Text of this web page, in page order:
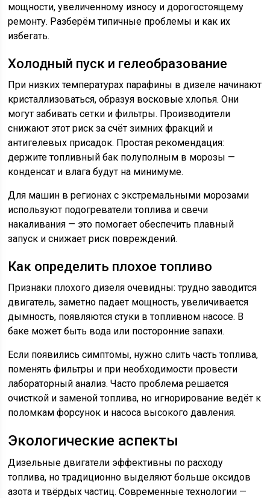
мощности, увеличенному износу и дорогостоящему
ремонту. Разберём типичные проблемы и как их
избегать.
Холодный пуск и гелеобразование
При низких температурах парафины в дизеле начинают
кристаллизоваться, образуя восковые хлопья. Они
могут забивать сетки и фильтры. Производители
снижают этот риск за счёт зимних фракций и
антигелевых присадок. Простая рекомендация:
держите топливный бак полуполным в морозы —
конденсат и влага будут на минимуме.
Для машин в регионах с экстремальными морозами
используют подогреватели топлива и свечи
накаливания — это помогает обеспечить плавный
запуск и снижает риск повреждений.
Как определить плохое топливо
Признаки плохого дизеля очевидны: трудно заводится
двигатель, заметно падает мощность, увеличивается
дымность, появляются стуки в топливном насосе. В
баке может быть вода или посторонние запахи.
Если появились симптомы, нужно слить часть топлива,
поменять фильтры и при необходимости провести
лабораторный анализ. Часто проблема решается
очисткой и заменой топлива, но игнорирование ведёт к
поломкам форсунок и насоса высокого давления.
Экологические аспекты
Дизельные двигатели эффективны по расходу
топлива, но традиционно выделяют больше оксидов
азота и твёрдых частиц. Современные технологии —